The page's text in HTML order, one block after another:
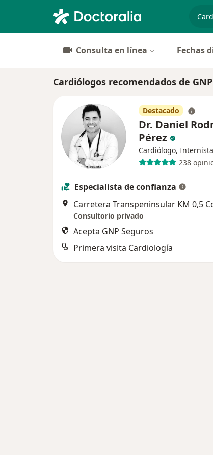
Consulta en línea Fechas
Cardiólogos recomendados de
Destacado
Dr. Daniel
Pérez
Cardiólogo, Internista
238
Especialista de confianza
Consultorio privado
Acepta GNP Seguros
Primera visita Cardiología